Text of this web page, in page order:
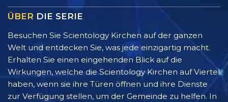
ÜBER DIE SERIE
Besuchen Sie Scientology Kirchen auf der ganzen
Welt und entdecken Sie, was jede einzigartig macht.
Erhalten Sie einen eingehenden Blick auf die
Wirkungen, welche die Scientology Kirchen auf Viertel
haben, wenn sie ihre Türen öffnen und ihre Dienste
zur Verfügung stellen, um der Gemeinde zu helfen. In